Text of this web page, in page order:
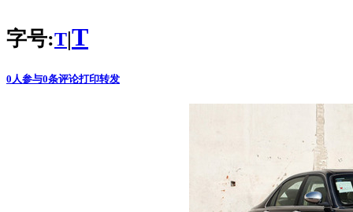
字号:T|T
0 人参与0条评论打印转发